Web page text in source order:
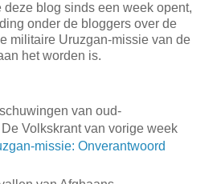
deze blog sinds een week opent,
onder de bloggers over de
militaire Uruzgan-missie van de
het worden is.
van oud-
Volkskrant van vorige week
missie: Onverantwoord